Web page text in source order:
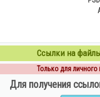
Ссылки на
Только для личного
Для получения